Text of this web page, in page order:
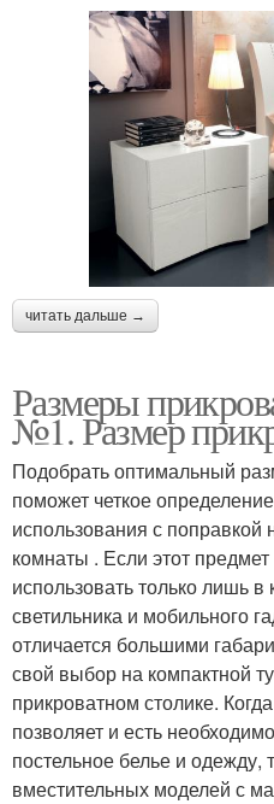
читать дальше →
Размеры
№1. Размер
Подобрать оптимальный
поможет четкое
использования с
комнаты . Если этот
использовать только лишь в
светильника и мобильного
отличается большими
свой выбор на компактной
прикроватном столике.
позволяет и есть
постельное белье и одежду,
вместительных моделей с